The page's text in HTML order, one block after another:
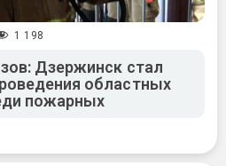
1 198
Дзержинск стал
областных
пожарных